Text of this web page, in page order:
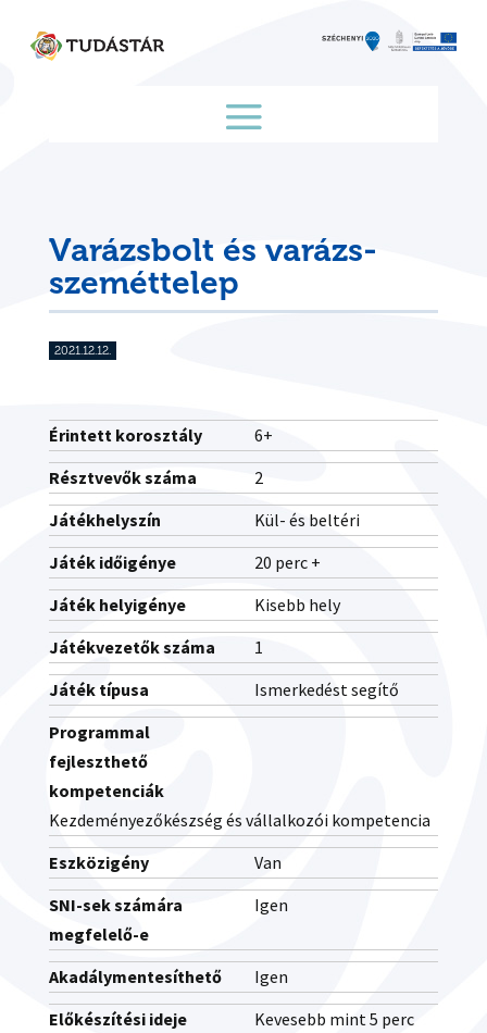
content
Varázsbolt és varázs-
szeméttelep
2021.12.12.
Érintett korosztály
6+
Résztvevők száma
2
Játékhelyszín
Kül- és beltéri
Játék időigénye
20 perc +
Játék helyigénye
Kisebb hely
Játékvezetők száma
1
Játék típusa
Ismerkedést segítő
Programmal
fejleszthető
kompetenciák
Kezdeményezőkészség és vállalkozói kompetencia
Eszközigény
Van
SNI-sek számára
megfelelő-e
Igen
Akadálymentesíthető
Igen
Előkészítési ideje
Kevesebb mint 5 perc